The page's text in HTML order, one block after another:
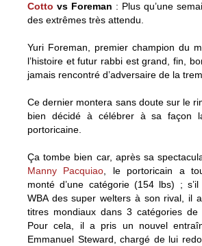
Cotto vs Foreman : Plus qu’une
des extrêmes très attendu.
Yuri Foreman, premier champion du
l’histoire et futur rabbi est grand, fin,
jamais rencontré d’adversaire de la
Ce dernier montera sans doute sur le
bien décidé à célébrer à sa façon
portoricaine.
Ça tombe bien car, après sa
Manny Pacquiao, le portoricain a
monté d’une catégorie (154 lbs) ;
WBA des super welters à son rival, il
titres mondiaux dans 3 catégories de
Pour cela, il a pris un nouvel
Emmanuel Steward, chargé de lui